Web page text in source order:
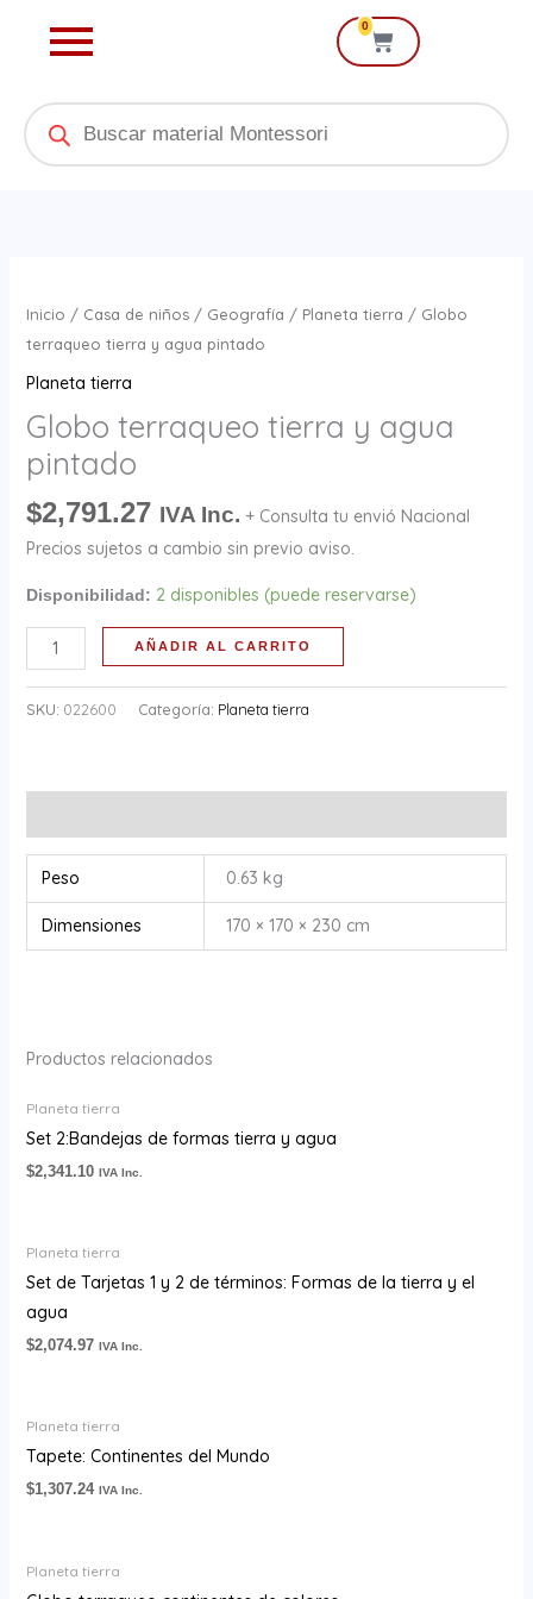
0
Cart
Products
search
Inicio / Casa de niños/ Geografía / Planeta tierra / Globo
terraqueo tierra y agua pintado
Planeta tierra
Globo terraqueo tierra y agua
pintado
$2,791.27 IVA Inc. + Consulta tu envió Nacional
Precios sujetos a cambio sin previo aviso.
Disponibilidad: 2 disponibles (puede reservarse)
terraqueo
tierra
pintado
cantidad
AÑADIR AL CARRITO
SKU: 022600 Categoría: Planeta tierra
Peso 0.63 kg
Dimensiones 170 × 170 × 230 cm
Productos relacionados
Planeta tierra
Set 2:Bandejas de formas tierra y agua
$2,341.10 IVA Inc.
Planeta tierra
Set de Tarjetas 1 y 2 de términos: Formas de la tierra y el
agua
$2,074.97 IVA Inc.
Planeta tierra
Tapete: Continentes del Mundo
$1,307.24 IVA Inc.
Planeta tierra